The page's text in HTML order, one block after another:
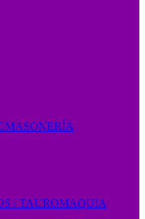
/ TAUROMAQUIA